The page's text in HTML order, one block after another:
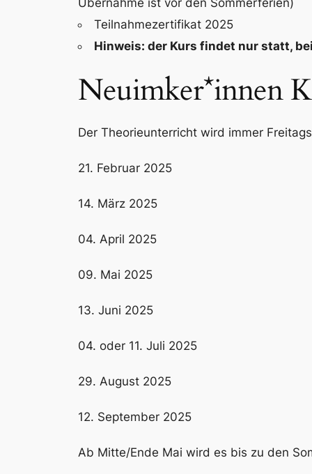
Teilnahmezertifikat 2025
Hinweis: der Kurs findet nur statt,
Neuimker*innen
Der Theorieunterricht wird immer
21. Februar 2025
14. März 2025
04. April 2025
09. Mai 2025
13. Juni 2025
04. oder 11. Juli 2025
29. August 2025
12. September 2025
Ab Mitte/Ende Mai wird es bis zu den